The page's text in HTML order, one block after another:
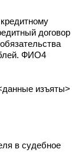
договор
ФИО4
изъяты>
в судебное